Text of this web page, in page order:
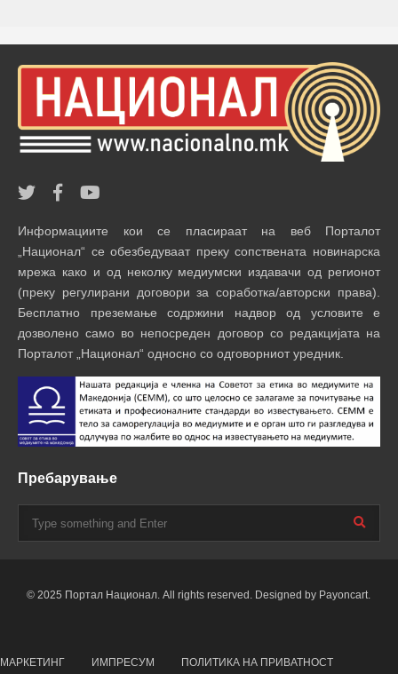
Информациите кои се пласираат на веб Порталот
„Национал“ се обезбедуваат преку сопствената новинарска
мрежа како и од неколку медиумски издавачи од регионот
(преку регулирани договори за соработка/авторски права).
Бесплатно преземање содржини надвор од условите е
дозволено само во непосреден договор со редакцијата на
Порталот „Национал“ односно со одговорниот уредник.
Пребарување
© 2025 Портал Национал. All rights reserved. Designed by Payoncart.
МАРКЕТИНГ ИМПРЕСУМ ПОЛИТИКА НА ПРИВАТНОСТ